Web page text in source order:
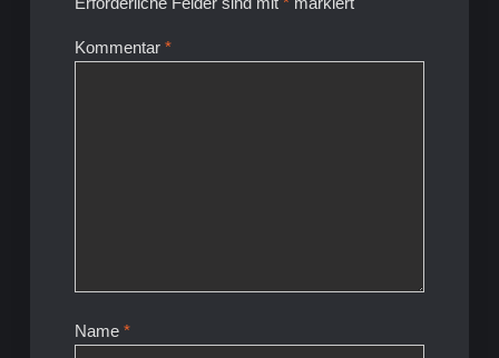
Kommentar *
Name *